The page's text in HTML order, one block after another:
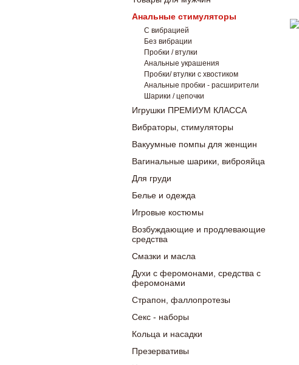
Анальные стимуляторы
С вибрацией
Без вибрации
Пробки / втулки
Анальные украшения
Пробки/ втулки с хвостиком
Анальные пробки - расширители
Шарики / цепочки
Игрушки ПРЕМИУМ КЛАССА
Вибраторы, стимуляторы
Вакуумные помпы для женщин
Вагинальные шарики, виброяйца
Для груди
Белье и одежда
Игровые костюмы
Возбуждающие и продлевающие
средства
Смазки и масла
Духи с феромонами, средства с
феромонами
Страпон, фаллопротезы
Секс - наборы
Кольца и насадки
Презервативы